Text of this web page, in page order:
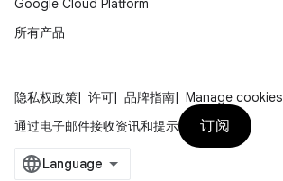
Google Cloud Platform
所有产品
隐私权政策 许可 品牌指南
Manage cookies
通过电子邮件接收资讯和提示
订阅